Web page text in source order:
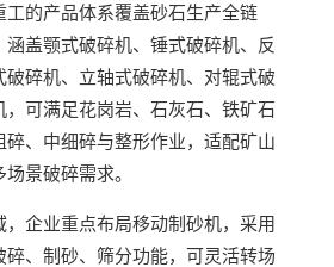
工的产品体系覆盖砂石生产全链
盖颚式破碎机、锤式破碎机、反
破碎机、立轴式破碎机、对辊式破
，可满足花岗岩、石灰石、铁矿石
碎、中细碎与整形作业，适配矿山
景破碎需求。
，企业重点布局移动制砂机，采用
碎、制砂、筛分功能，可灵活转场